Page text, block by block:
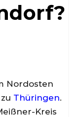
Nordosten
Thüringen.
Kreis